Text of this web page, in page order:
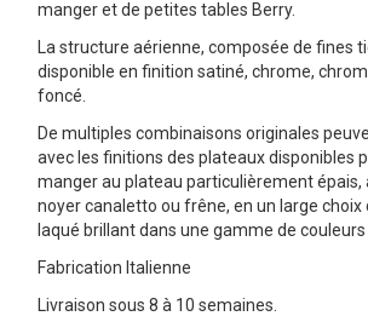
manger et de petites tables Berry.
La structure aérienne, composée de fines
disponible en finition satiné, chrome,
foncé.
De multiples combinaisons originales
avec les finitions des plateaux disponibles
manger au plateau particulièrement épais,
noyer canaletto ou frêne, en un large choix
laqué brillant dans une gamme de couleurs
Fabrication Italienne
Livraison sous 8 à 10 semaines.